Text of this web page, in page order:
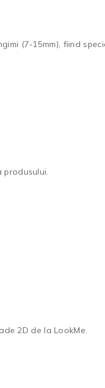
(7-15mm), fiind
produsului.
2D de la LookMe.